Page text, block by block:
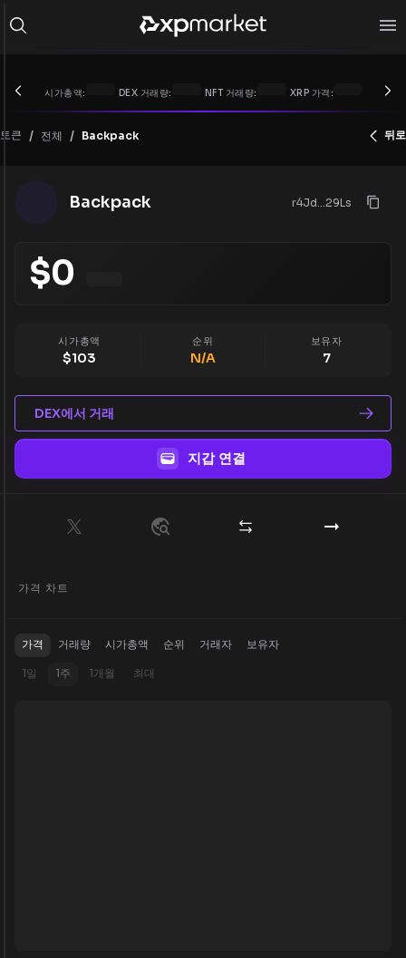
시가총액: DEX 거래량: NFT 거래량: XRP 가격:
토큰 / 전체 / Backpack 뒤로
Backpack r4Jd...29Ls
$0
시가총액
$103
순위
N/A
보유자
7
DEX에서 거래
지갑 연결
가격 차트
가격 거래량 시가총액 순위 거래자 보유자
1일 1주 1개월 최대